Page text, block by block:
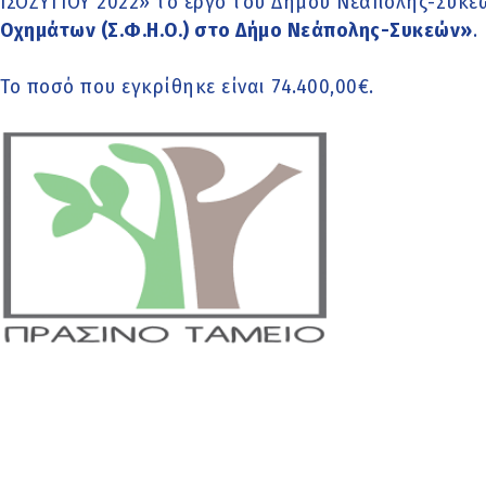
Οχημάτων (Σ.Φ.Η.Ο.) στο Δήμο Νεάπολης-Συκεών».
Το ποσό που εγκρίθηκε είναι 74.400,00€.